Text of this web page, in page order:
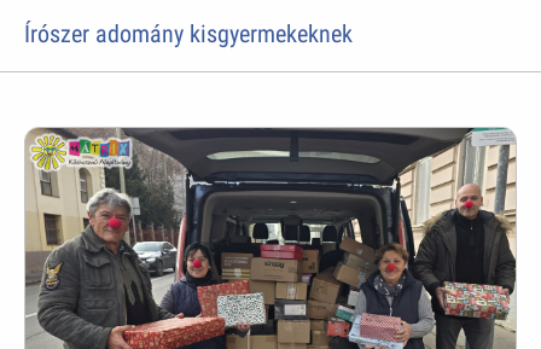
Írószer adomány kisgyermekeknek